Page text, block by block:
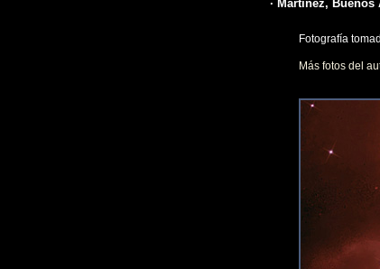
· Martínez, Buenos
Fotografía
Más fotos del